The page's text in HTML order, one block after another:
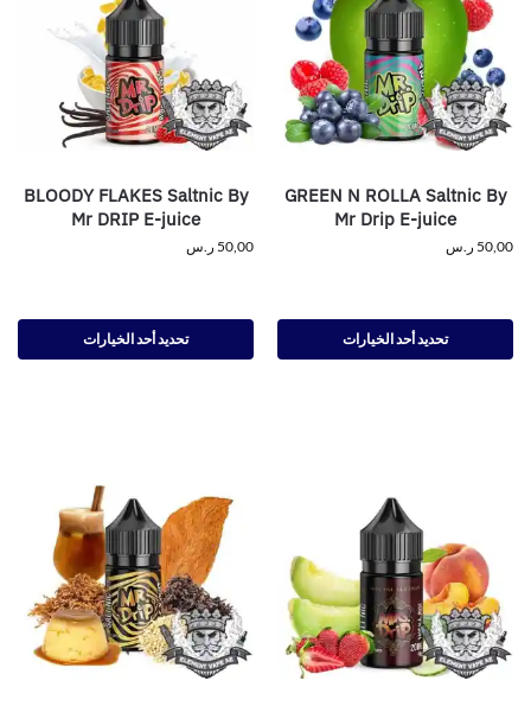
GREEN N ROLLA Saltnic By
Mr Drip E-juice
50,00 ر.س
تحديد أحد الخيارات
BLOODY FLAKES Saltnic By
Mr DRIP E-juice
50,00 ر.س
تحديد أحد الخيارات